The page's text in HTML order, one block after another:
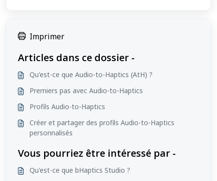
Imprimer
Articles dans ce dossier -
Qu'est-ce que Audio-to-Haptics (AtH) ?
Premiers pas avec Audio-to-Haptics
Profils Audio-to-Haptics
Créer et partager des profils Audio-to-Haptics
personnalisés
Vous pourriez être intéressé par -
Qu'est-ce que bHaptics Studio ?